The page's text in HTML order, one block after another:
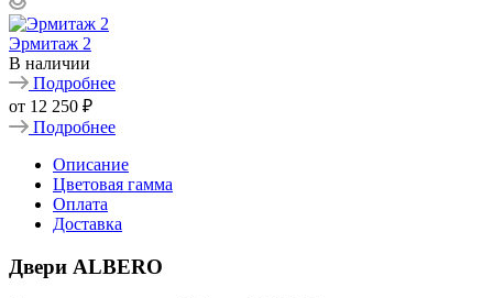
Эрмитаж 2
В наличии
Подробнее
от 12 250 ₽
Подробнее
Описание
Цветовая гамма
Оплата
Доставка
Двери ALBERO